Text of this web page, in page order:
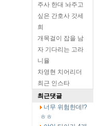
주사 한대 놔주고
싶은 간호사 갓세
희
개목걸이 잡을 남
자 기다리는 고라
니율
차영현 치어리더
최근 인스타
최근댓글
너무 위험한데!?
ㅎㅎ